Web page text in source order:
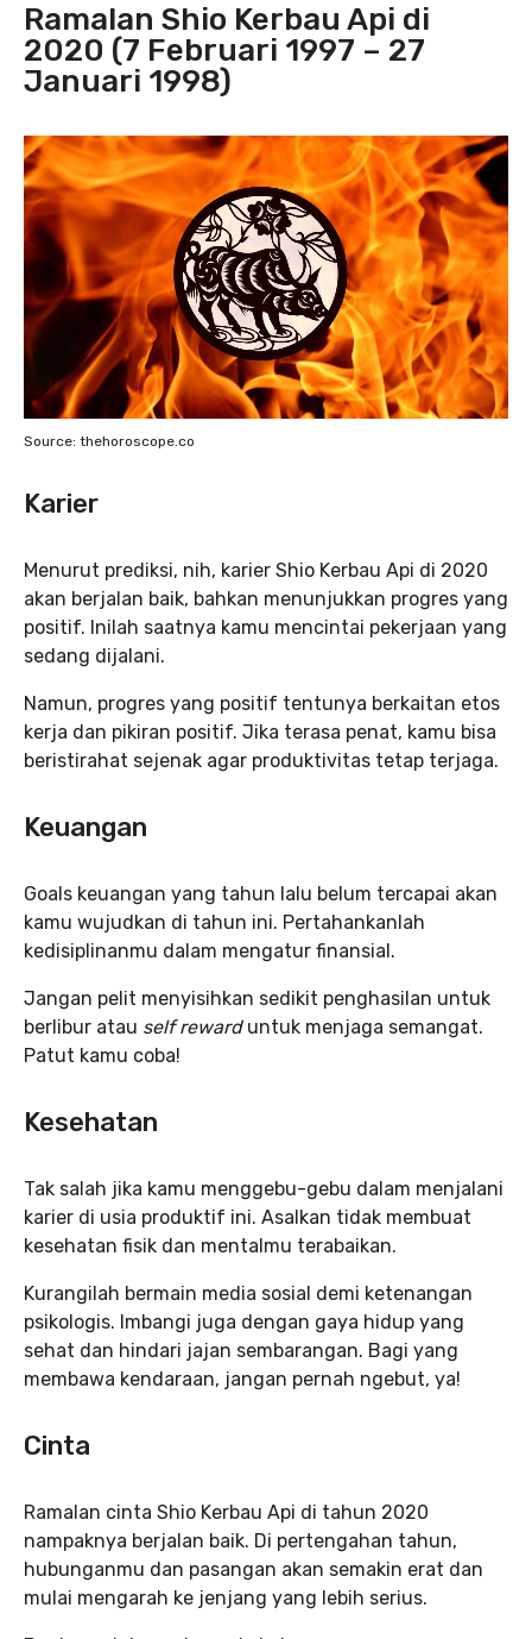
Ramalan Shio Kerbau Api di
2020 (7 Februari 1997 – 27
Januari 1998)
Source: thehoroscope.co
Karier
Menurut prediksi, nih, karier Shio Kerbau Api di 2020
akan berjalan baik, bahkan menunjukkan progres yang
positif. Inilah saatnya kamu mencintai pekerjaan yang
sedang dijalani.
Namun, progres yang positif tentunya berkaitan etos
kerja dan pikiran positif. Jika terasa penat, kamu bisa
beristirahat sejenak agar produktivitas tetap terjaga.
Keuangan
Goals keuangan yang tahun lalu belum tercapai akan
kamu wujudkan di tahun ini. Pertahankanlah
kedisiplinanmu dalam mengatur finansial.
Jangan pelit menyisihkan sedikit penghasilan untuk
berlibur atau self reward untuk menjaga semangat.
Patut kamu coba!
Kesehatan
Tak salah jika kamu menggebu-gebu dalam menjalani
karier di usia produktif ini. Asalkan tidak membuat
kesehatan fisik dan mentalmu terabaikan.
Kurangilah bermain media sosial demi ketenangan
psikologis. Imbangi juga dengan gaya hidup yang
sehat dan hindari jajan sembarangan. Bagi yang
membawa kendaraan, jangan pernah ngebut, ya!
Cinta
Ramalan cinta Shio Kerbau Api di tahun 2020
nampaknya berjalan baik. Di pertengahan tahun,
hubunganmu dan pasangan akan semakin erat dan
mulai mengarah ke jenjang yang lebih serius.